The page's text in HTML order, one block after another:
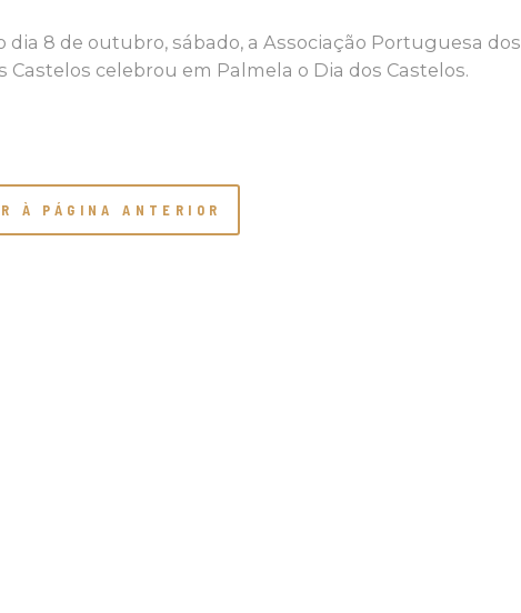
dia 8 de outubro, sábado, a Associação Portuguesa dos
Castelos celebrou em Palmela o Dia dos Castelos.
À PÁGINA ANTERIOR